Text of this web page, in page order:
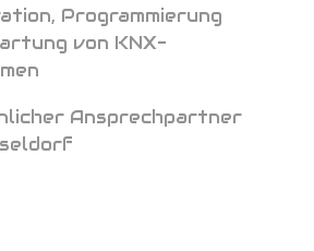
Programmierung
von KNX-
Ansprechpartner